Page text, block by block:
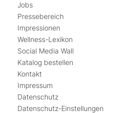
Jobs
Pressebereich
Impressionen
Wellness-Lexikon
Social Media Wall
Katalog bestellen
Kontakt
Impressum
Datenschutz
Datenschutz-Einstellungen